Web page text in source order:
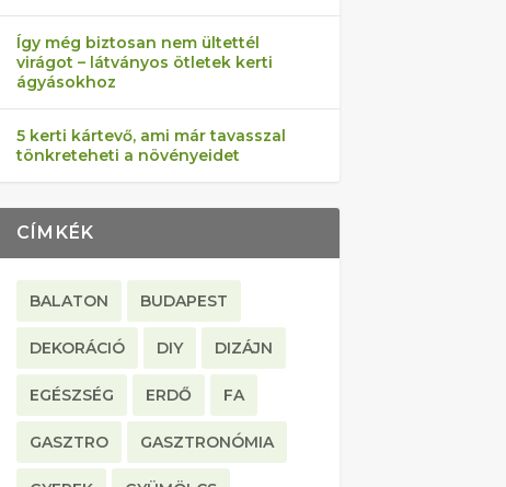
Így még biztosan nem ültettél
virágot – látványos ötletek kerti
ágyásokhoz
5 kerti kártevő, ami már tavasszal
tönkreteheti a növényeidet
CÍMKÉK
BALATON BUDAPEST
DEKORÁCIÓ DIY DIZÁJN
EGÉSZSÉG ERDŐ FA
GASZTRO GASZTRONÓMIA